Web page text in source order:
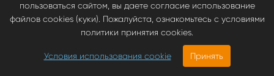
2590.00руб
Подпятники
Подпятник полимерный (ТЭП) синий "ромб" (3541)
пользоваться сайтом, вы даете согласие использование
файлов cookies (куки). Пожалуйста, ознакомьтесь с условиями
политики принятия cookies.
Условия использования cookie Принять